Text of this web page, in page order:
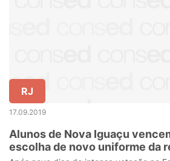
RJ
17.09.2019
Alunos de Nova Iguaçu
escolha de novo uniforme da